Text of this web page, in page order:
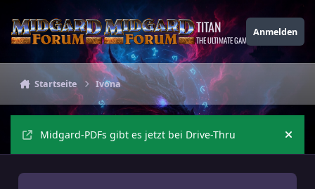
TITAN
THE ULTIMATE GAMING THEME
Anmelden
Startseite Ivona
Midgard-PDFs gibt es jetzt bei Drive-Thru